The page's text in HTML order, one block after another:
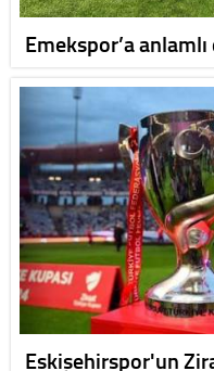
Emekspor’a
Eskişehirspor'un